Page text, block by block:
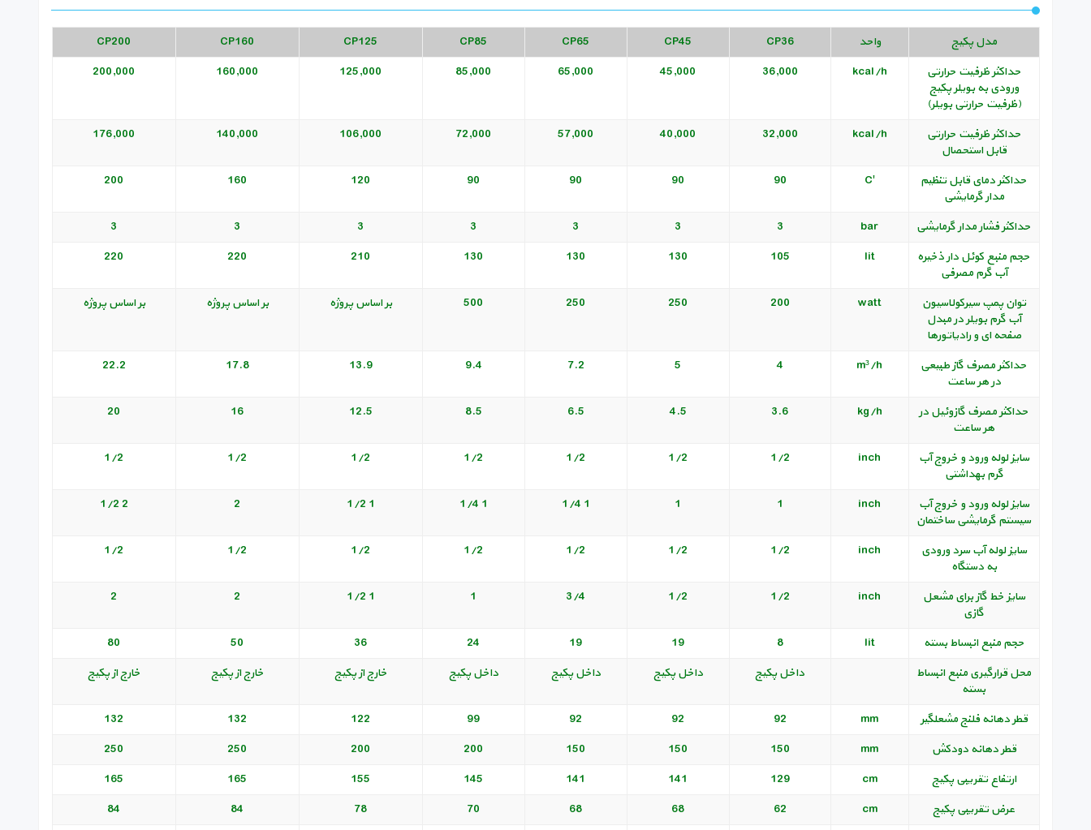
مدل پکیج واحد CP36
CP45
CP65
CP85
CP125
CP160
CP200
حداکثر ظرفیت حرارتی
ورودی به بویلر پکیج
(ظرفیت حرارتی بویلر)
kcal/h
36,000
45,000
65,000
85,000
125,000
160,000
200,000
حداکثر ظرفیت حرارتی
قابل استحصال
kcal/h
32,000
40,000
57,000
72,000
106,000
140,000
176,000
حداکثر دمای قابل تنظیم
مدار گرمایشی
'C
90
90
90
90
120
160
200
حداکثر فشار مدار گرمایشی bar
3
3
3
3
3
3
3
حجم منبع کوئل دار ذخیره
آب گرم مصرفی
lit
105
130
130
130
210
220
220
توان پمپ سیرکولاسیون
آب گرم بویلر در مبدل
صفحه ای و رادیاتورها
watt
200
250
250
500 بر اساس پروژه بر اساس پروژه بر اساس پروژه
حداکثر مصرف گاز طبیعی
در هر ساعت
m³/h
4
5
7.2
9.4
13.9
17.8
22.2
حداکثر مصرف گازوئیل در
هر ساعت
kg/h
3.6
4.5
6.5
8.5
12.5
16
20
سایز لوله ورود و خروج آب
گرم بهداشتی
inch
1/2
1/2
1/2
1/2
1/2
1/2
1/2
سایز لوله ورود و خروج آب
سیستم گرمایشی ساختمان
inch
1
1
1 1/4
1 1/4
1 1/2
2
2 1/2
سایز لوله آب سرد ورودی
به دستگاه
inch
1/2
1/2
1/2
1/2
1/2
1/2
1/2
سایز خط گاز برای مشعل
گازی
inch
1/2
1/2
3/4
1
1 1/2
2
2
حجم منبع انبساط بسته lit
8
19
19
24
36
50
80
محل قرارگیری منبع انبساط
بسته
داخل پکیج داخل پکیج داخل پکیج داخل پکیج خارج از پکیج خارج از پکیج خارج از پکیج
قطر دهانه فلنج مشعلگیر mm
92
92
92
99
122
132
132
قطر دهانه دودکش
mm
150
150
150
200
200
250
250
ارتفاع تقریبی پکیج
cm
129
141
141
145
155
165
165
عرض تقریبی پکیج
cm
62
68
68
70
78
84
84